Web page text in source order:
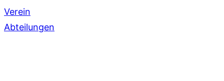
Verein
Abteilungen